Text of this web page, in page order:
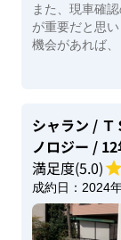
また、現車確
が重要だと思い
機会があれば、
シャラン / Ｔ
ノロジー /
満足度(5.0)
成約日： 2024